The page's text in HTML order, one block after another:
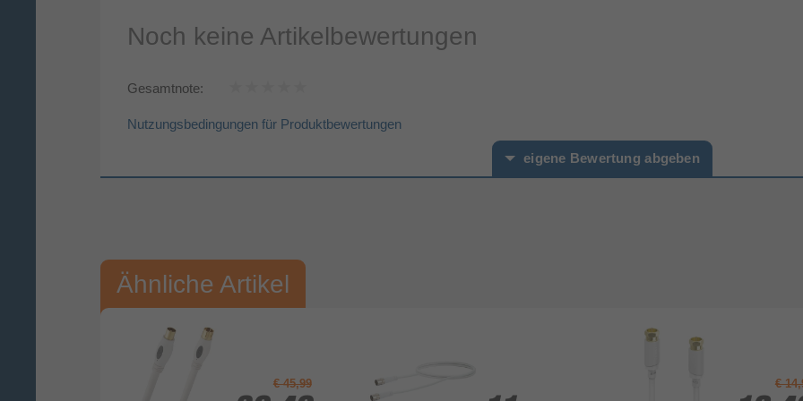
Noch keine Artikelbewertungen
Gesamtnote:
Nutzungsbedingungen für Produktbewertungen
eigene Bewertung abgeben
Ihre Bewertung:
Bitte mindestens 20 Wörter eingeben
Ihr Kommentar*
Ähnliche Artikel
€ 45,99 €